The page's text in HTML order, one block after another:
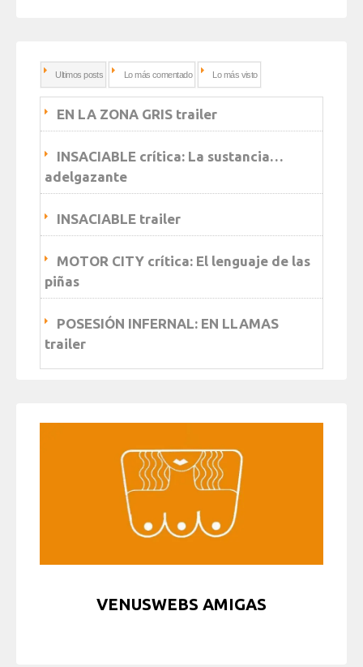
Ultimos posts Lo más comentado Lo más visto
EN LA ZONA GRIS trailer
INSACIABLE crítica: La sustancia…
adelgazante
INSACIABLE trailer
MOTOR CITY crítica: El lenguaje de las
piñas
POSESIÓN INFERNAL: EN LLAMAS
trailer
VENUSWEBS AMIGAS